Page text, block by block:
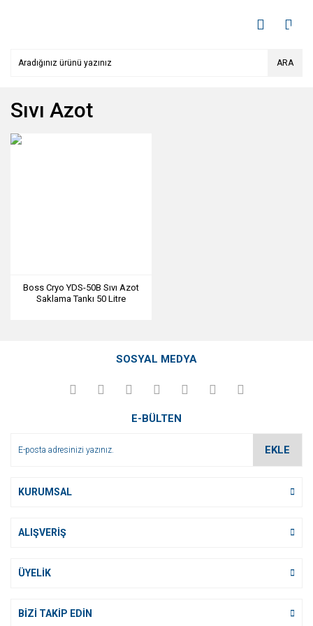
ARA
Sıvı Azot
Boss Cryo YDS-50B Sıvı Azot
Saklama Tankı 50 Litre
SOSYAL MEDYA
E-BÜLTEN
EKLE
KURUMSAL
ALIŞVERİŞ
ÜYELİK
BİZİ TAKİP EDİN